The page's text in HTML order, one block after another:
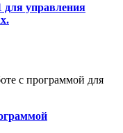
для управления
с программой для